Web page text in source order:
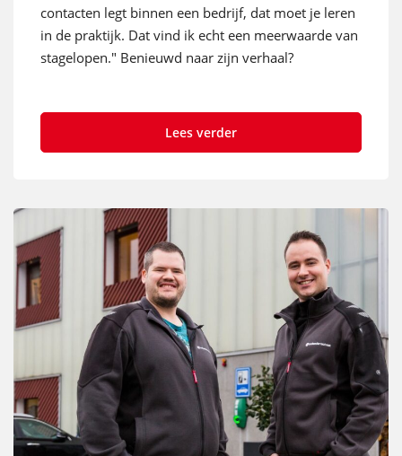
contacten legt binnen een bedrijf, dat moet je leren
in de praktijk. Dat vind ik echt een meerwaarde van
stagelopen." Benieuwd naar zijn verhaal?
Lees verder